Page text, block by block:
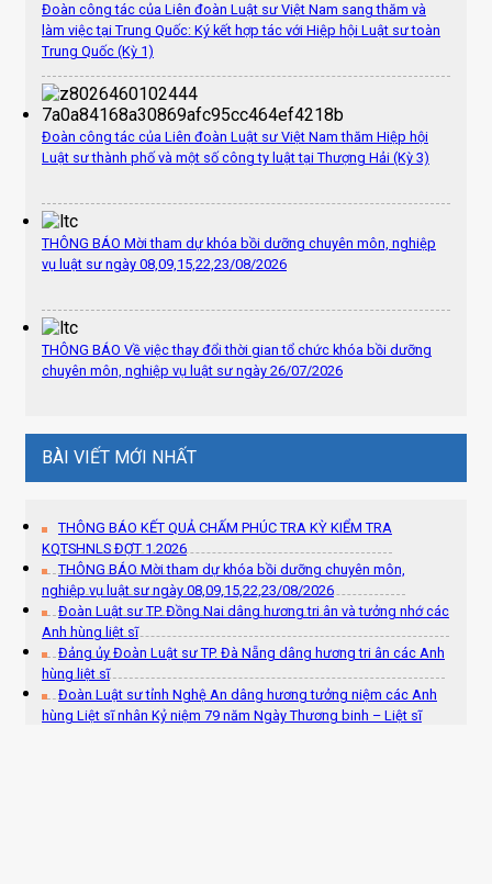
Đoàn công tác của Liên đoàn Luật sư Việt Nam sang thăm và
làm việc tại Trung Quốc: Ký kết hợp tác với Hiệp hội Luật sư toàn
Trung Quốc (Kỳ 1)
Đoàn công tác của Liên đoàn Luật sư Việt Nam thăm Hiệp hội
Luật sư thành phố và một số công ty luật tại Thượng Hải (Kỳ 3)
THÔNG BÁO Mời tham dự khóa bồi dưỡng chuyên môn, nghiệp
vụ luật sư ngày 08,09,15,22,23/08/2026
THÔNG BÁO Về việc thay đổi thời gian tổ chức khóa bồi dưỡng
chuyên môn, nghiệp vụ luật sư ngày 26/07/2026
BÀI VIẾT MỚI NHẤT
THÔNG BÁO KẾT QUẢ CHẤM PHÚC TRA KỲ KIỂM TRA
KQTSHNLS ĐỢT 1.2026
THÔNG BÁO Mời tham dự khóa bồi dưỡng chuyên môn,
nghiệp vụ luật sư ngày 08,09,15,22,23/08/2026
Đoàn Luật sư TP. Đồng Nai dâng hương tri ân và tưởng nhớ các
Anh hùng liệt sĩ
Đảng ủy Đoàn Luật sư TP. Đà Nẵng dâng hương tri ân các Anh
hùng liệt sĩ
Đoàn Luật sư tỉnh Nghệ An dâng hương tưởng niệm các Anh
hùng Liệt sĩ nhân Kỷ niệm 79 năm Ngày Thương binh – Liệt sĩ